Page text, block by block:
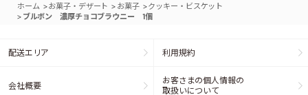
ホーム >お菓子・デザート > お菓子 >クッキー・ビスケット
> ブルボン 濃厚チョコブラウニー 1個
配送エリア 利用規約
会社概要
お客さまの個人情報の
取扱いについて